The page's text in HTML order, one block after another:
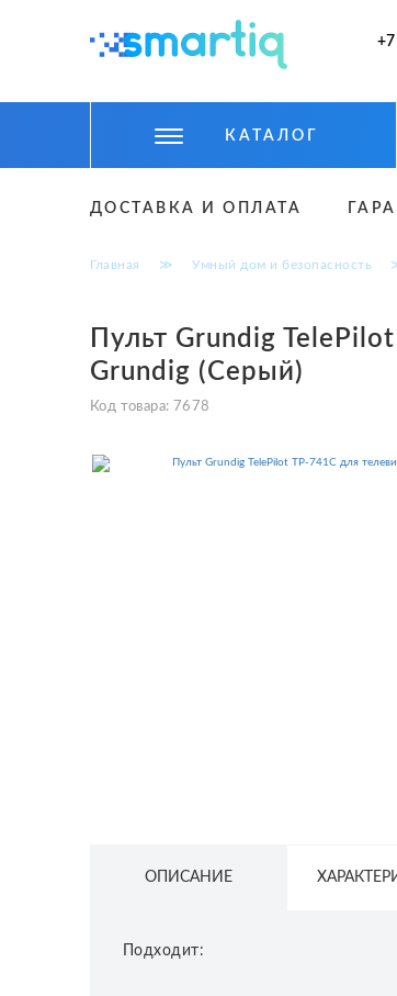
+7
КАТАЛОГ
ТОВАРЫ ДЛЯ АВТО
АКСЕССУАРЫ
ДОСТАВКА И ОПЛАТА
Главная ≫ Умный дом и безопасность
Пульт Grundig
Grundig (Серый)
Код товара: 7678
ОПИСАНИЕ
Подходит: